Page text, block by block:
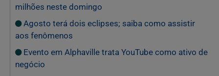
milhões neste domingo
Agosto terá dois eclipses; saiba como assistir
aos fenômenos
Evento em Alphaville trata YouTube como ativo de
negócio